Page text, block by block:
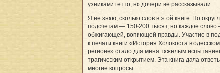
узниками гетто, но дочери не рассказывали...
Я не знаю, сколько слов в этой книге. По
подсчетам — 150-200 тысяч, но каждое слово
обжигающей, вопиющей правды. Участие в
к печати книги «История Холокоста в одесском
регионе» стало для меня тяжелым
трагическим открытием. Эта книга дала
многие вопросы.